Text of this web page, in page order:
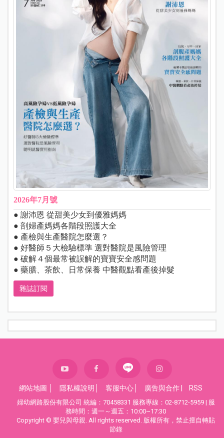
2026年7月號
● 謝沛恩 從甜美少女到優雅媽媽
● 剖婦產媽媽各階段照護大全
● 產檢與生產醫院怎麼選？
● 好醫師５大檢驗標準 選對醫院是風險管理
● 破解４個最常被誤解的寶寶安全感問題
● 藥膳、茶飲、日常保養 中醫觀點看產後掉髮
雜誌訂閱
網站地圖 隱私權說明 客服中心 廣告與合作 RSS
婦幼網路股份有限公司 統編：70458331 服務專線：02-8712-5959 | 服
務時間：週一～週五：10:00~17:30
Copyright © 嬰兒與母親. All rights reserved. 版權所有，禁止擅自轉貼
節錄